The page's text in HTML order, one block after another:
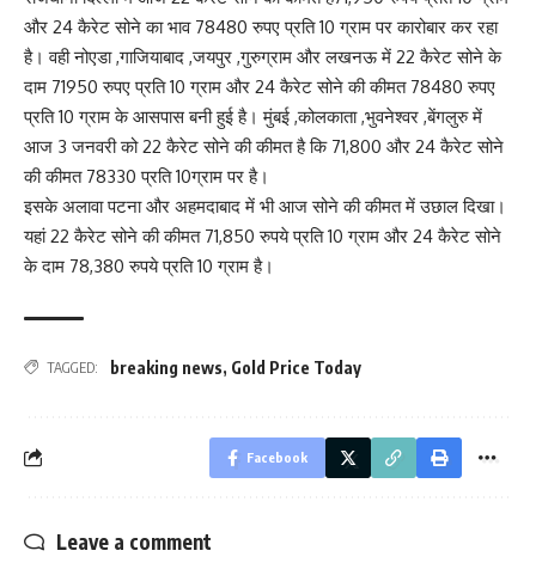
और 24 कैरेट सोने का भाव 78480 रुपए प्रति 10 ग्राम पर कारोबार कर रहा
है। वही नोएडा ,गाजियाबाद ,जयपुर ,गुरुग्राम और लखनऊ में 22 कैरेट सोने के
दाम 71950 रुपए प्रति 10 ग्राम और 24 कैरेट सोने की कीमत 78480 रुपए
प्रति 10 ग्राम के आसपास बनी हुई है। मुंबई ,कोलकाता ,भुवनेश्वर ,बेंगलुरु में
आज 3 जनवरी को 22 कैरेट सोने की कीमत है कि 71,800 और 24 कैरेट सोने
की कीमत 78330 प्रति 10ग्राम पर है।
इसके अलावा पटना और अहमदाबाद में भी आज सोने की कीमत में उछाल दिखा।
यहां 22 कैरेट सोने की कीमत 71,850 रुपये प्रति 10 ग्राम और 24 कैरेट सोने
के दाम 78,380 रुपये प्रति 10 ग्राम है।
TAGGED: breaking news, Gold Price Today
Facebook
Leave a comment